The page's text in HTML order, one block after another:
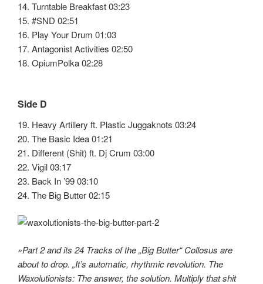
14. Turntable Breakfast 03:23
15. #SND 02:51
16. Play Your Drum 01:03
17. Antagonist Activities 02:50
18. OpiumPolka 02:28
Side D
19. Heavy Artillery ft. Plastic Juggaknots 03:24
20. The Basic Idea 01:21
21. Different (Shit) ft. Dj Crum 03:00
22. Vigil 03:17
23. Back In ’99 03:10
24. The Big Butter 02:15
»Part 2 and its 24 Tracks of the „Big Butter“ Collosus are
about to drop. „It’s automatic, rhythmic revolution. The
Waxolutionists: The answer, the solution. Multiply that shit